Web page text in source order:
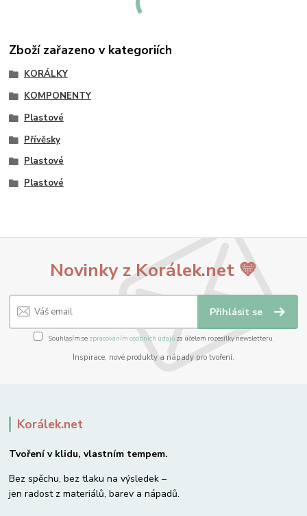
Zboží zařazeno v kategoriích
KORÁLKY
KOMPONENTY
Plastové
Přívěsky
Plastové
Plastové
Novinky z Korálek.net 💛
Přihlásit se
Souhlasím se zpracováním osobních údajůza účelem rozesílky newsletteru.
Inspirace, nové produkty a nápady pro tvoření.
Korálek.net
Tvoření v klidu, vlastním tempem.
Bez spěchu, bez tlaku na výsledek –
jen radost z materiálů, barev a nápadů.